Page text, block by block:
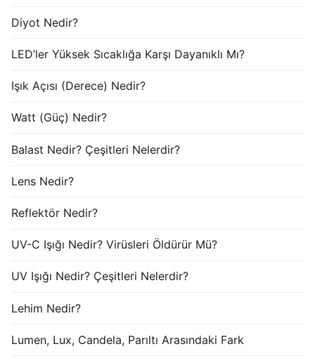
Diyot Nedir?
LED’ler Yüksek Sıcaklığa Karşı Dayanıklı Mı?
Işık Açısı (Derece) Nedir?
Watt (Güç) Nedir?
Balast Nedir? Çeşitleri Nelerdir?
Lens Nedir?
Reflektör Nedir?
UV-C Işığı Nedir? Virüsleri Öldürür Mü?
UV Işığı Nedir? Çeşitleri Nelerdir?
Lehim Nedir?
Lumen, Lux, Candela, Parıltı Arasındaki Fark